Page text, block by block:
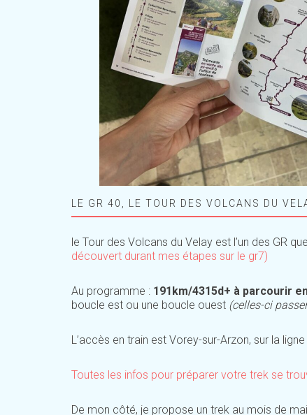
LE GR 40, LE TOUR DES VOLCANS DU
le Tour des Volcans du Velay est l’un des GR
découvert durant mes étapes sur le gr7)
Au programme : 191km/4315d+ à parcourir
boucle est ou une boucle ouest (celles-ci
L’accès en train est Vorey-sur-Arzon, sur la
Toutes les infos pour préparer votre trek se
De mon côté, je propose un trek au mois de